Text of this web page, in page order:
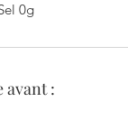
0g
avant :